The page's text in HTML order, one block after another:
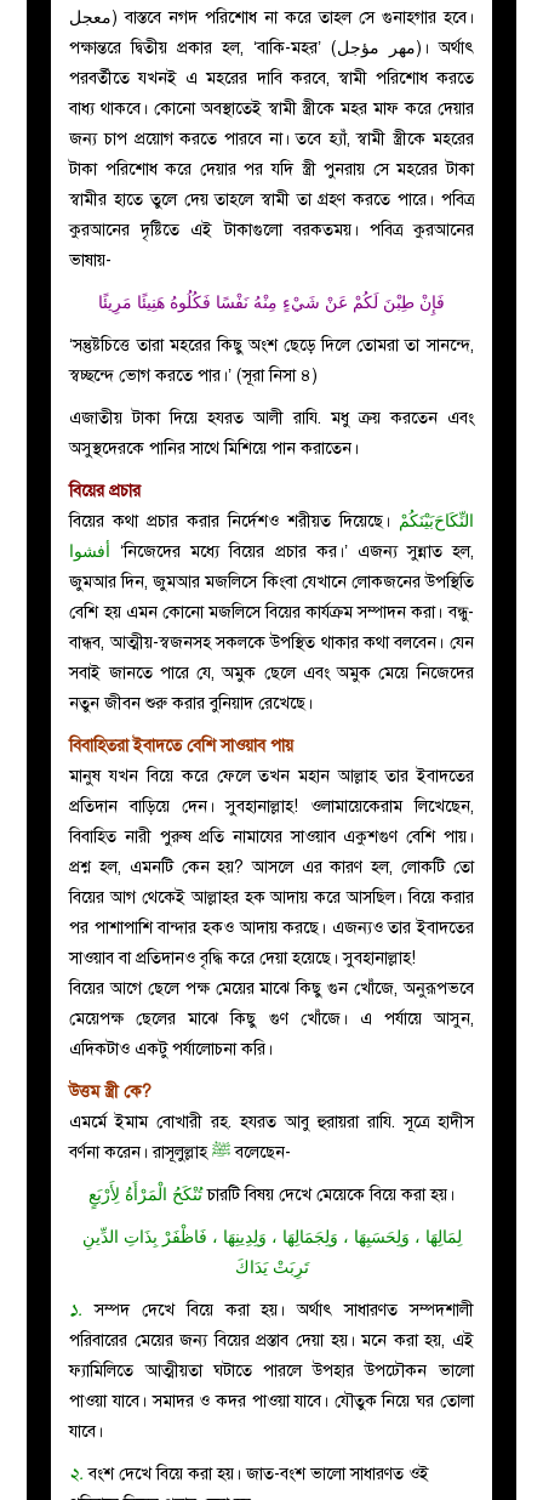
معجل) বাস্তবে নগদ পরিশোধ না করে তাহল সে গুনাহগার হবে।
পক্ষান্তরে দ্বিতীয় প্রকার হল, ‘বাকি-মহর’ (مهر مؤجل)। অর্থাৎ
পরবর্তীতে যখনই এ মহরের দাবি করবে, স্বামী পরিশোধ করতে
বাধ্য থাকবে। কোনো অবস্থাতেই স্বামী স্ত্রীকে মহর মাফ করে দেয়ার
জন্য চাপ প্রয়োগ করতে পারবে না। তবে হ্যাঁ, স্বামী স্ত্রীকে মহরের
টাকা পরিশোধ করে দেয়ার পর যদি স্ত্রী পুনরায় সে মহরের টাকা
স্বামীর হাতে তুলে দেয় তাহলে স্বামী তা গ্রহণ করতে পারে। পবিত্র
কুরআনের দৃষ্টিতে এই টাকাগুলো বরকতময়। পবিত্র কুরআনের
ভাষায়-
فَإِنْ طِبْنَ لَكُمْ عَنْ شَيْءٍ مِنْهُ نَفْسًا فَكُلُوهُ هَنِيئًا مَرِيئًا
‘সন্তুষ্টচিত্তে তারা মহরের কিছু অংশ ছেড়ে দিলে তোমরা তা সানন্দে,
স্বচ্ছন্দে ভোগ করতে পার।’ (সূরা নিসা ৪)
এজাতীয় টাকা দিয়ে হযরত আলী রাযি. মধু ক্রয় করতেন এবং
অসুস্থদেরকে পানির সাথে মিশিয়ে পান করাতেন।
বিয়ের প্রচার
বিয়ের কথা প্রচার করার নির্দেশও শরীয়ত দিয়েছে। بَيْنَكُمْالنِّكَاحَ
أفشوا ‘নিজেদের মধ্যে বিয়ের প্রচার কর।’ এজন্য সুন্নাত হল,
জুমআর দিন, জুমআর মজলিসে কিংবা যেখানে লোকজনের উপস্থিতি
বেশি হয় এমন কোনো মজলিসে বিয়ের কার্যক্রম সম্পাদন করা। বন্ধু-
বান্ধব, আত্মীয়-স্বজনসহ সকলকে উপস্থিত থাকার কথা বলবেন। যেন
সবাই জানতে পারে যে, অমুক ছেলে এবং অমুক মেয়ে নিজেদের
নতুন জীবন শুরু করার বুনিয়াদ রেখেছে।
বিবাহিতরা ইবাদতে বেশি সাওয়াব পায়
মানুষ যখন বিয়ে করে ফেলে তখন মহান আল্লাহ তার ইবাদতের
প্রতিদান বাড়িয়ে দেন। সুবহানাল্লাহ! ওলামায়েকেরাম লিখেছেন,
বিবাহিত নারী পুরুষ প্রতি নামাযের সাওয়াব একুশগুণ বেশি পায়।
প্রশ্ন হল, এমনটি কেন হয়? আসলে এর কারণ হল, লোকটি তো
বিয়ের আগ থেকেই আল্লাহর হক আদায় করে আসছিল। বিয়ে করার
পর পাশাপাশি বান্দার হকও আদায় করছে। এজন্যও তার ইবাদতের
সাওয়াব বা প্রতিদানও বৃদ্ধি করে দেয়া হয়েছে। সুবহানাল্লাহ!
বিয়ের আগে ছেলে পক্ষ মেয়ের মাঝে কিছু গুন খোঁজে, অনুরূপভবে
মেয়েপক্ষ ছেলের মাঝে কিছু গুণ খোঁজে। এ পর্যায়ে আসুন,
এদিকটাও একটু পর্যালোচনা করি।
উত্তম স্ত্রী কে?
এমর্মে ইমাম বোখারী রহ. হযরত আবু হুরায়রা রাযি. সূত্রে হাদীস
বর্ণনা করেন। রাসূলুল্লাহﷺবলেছেন-
تُنْكَحُ الْمَرْأَةُ لِأَرْبَعٍচারটি বিষয় দেখে মেয়েকে বিয়ে করা হয়।
لِمَالِهَا ، وَلِحَسَبِهَا ، وَلِجَمَالِهَا ، وَلِدِينِهَا ، فَاظْفَرْ بِذَاتِ الدِّينِ
تَرِبَتْ يَدَاكَ
১. সম্পদ দেখে বিয়ে করা হয়। অর্থাৎ সাধারণত সম্পদশালী
পরিবারের মেয়ের জন্য বিয়ের প্রস্তাব দেয়া হয়। মনে করা হয়, এই
ফ্যামিলিতে আত্মীয়তা ঘটাতে পারলে উপহার উপঢৌকন ভালো
পাওয়া যাবে। সমাদর ও কদর পাওয়া যাবে। যৌতুক নিয়ে ঘর তোলা
যাবে।
২. বংশ দেখে বিয়ে করা হয়। জাত-বংশ ভালো সাধারণত ওই